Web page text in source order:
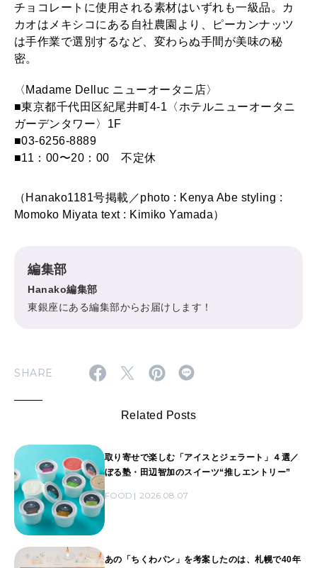
チョコレートに使用される素材はいずれも一級品。カ
カオはメキシコにある自社農園より、ピーカンナッツ
は手作業で選別するなど、変わらぬ手間が美味の秘
密。
〈Madame Delluc ニューオータニ店〉
■東京都千代田区紀尾井町4-1〈ホテルニューオータニ
ガーデンタワー〉1F
■03-6256-8889
■11：00〜20：00 不定休
（Hanako1181号掲載／photo : Kenya Abe styling :
Momoko Miyata text : Kimiko Yamada）
編集部
Hanako編集部
東銀座にある編集部からお届けします！
SHARE
Related Posts
取り寄せで楽しむ「アイスとジェラート」４選／
ぼる塾・田辺智加のスイーツ“推しエントリー”
FOOD 2026.08.07
あの「ちくわパン」を考案したのは、札幌で40年